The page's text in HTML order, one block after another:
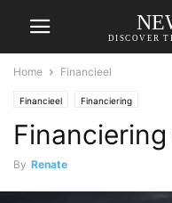
DISCOVER
Home Financieel
Financieel Financiering
By Renate